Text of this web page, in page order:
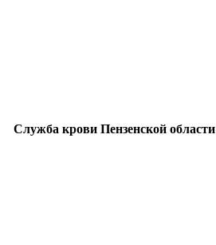
Служба крови Пензенской области